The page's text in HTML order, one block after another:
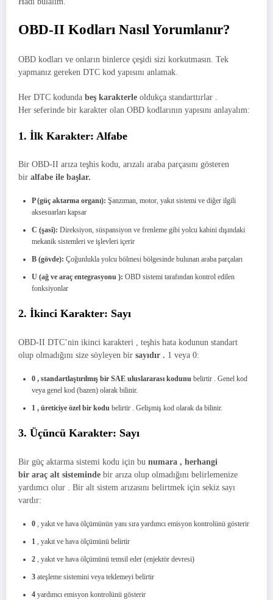
OBD-II Kodları Nasıl Yorumlanır?
OBD kodları ve onların binlerce çeşidi sizi korkutmasın. Tek
yapmanız gereken DTC kod yapısını anlamak.
Her DTC kodunda beş karakterle oldukça standarttırlar .
Her seferinde bir karakter olan OBD kodlarının yapısını anlayalım:
1. İlk Karakter: Alfabe
Bir OBD-II arıza teşhis kodu, arızalı araba parçasını gösteren
bir alfabe ile başlar.
P (güç aktarma organı): Şanzıman, motor, yakıt sistemi ve diğer ilgili
aksesuarları kapsar
C (şasi): Direksiyon, süspansiyon ve frenleme gibi yolcu kabini dışındaki
mekanik sistemleri ve işlevleri içerir
B (gövde): Çoğunlukla yolcu bölmesi bölgesinde bulunan araba parçaları
U (ağ ve araç entegrasyonu ): OBD sistemi tarafından kontrol edilen
fonksiyonlar
2. İkinci Karakter: Sayı
OBD-II DTC’nin ikinci karakteri , teşhis hata kodunun standart
olup olmadığını size söyleyen bir sayıdır . 1 veya 0:
0 , standartlaştırılmış bir SAE uluslararası kodunu belirtir . Genel kod
veya genel kod (bazen) olarak bilinir.
1 , üreticiye özel bir kodu belirtir . Gelişmiş kod olarak da bilinir.
3. Üçüncü Karakter: Sayı
Bir güç aktarma sistemi kodu için bu numara , herhangi
bir araç alt sisteminde bir arıza olup olmadığını belirlemenize
yardımcı olur . Bir alt sistem arızasını belirtmek için sekiz sayı
vardır:
0 , yakıt ve hava ölçümünün yanı sıra yardımcı emisyon kontrolünü gösterir
1 , yakıt ve hava ölçümünü belirtir
2 , yakıt ve hava ölçümünü temsil eder (enjektör devresi)
3 ateşleme sistemini veya teklemeyi belirtir
4 yardımcı emisyon kontrolünü gösterir